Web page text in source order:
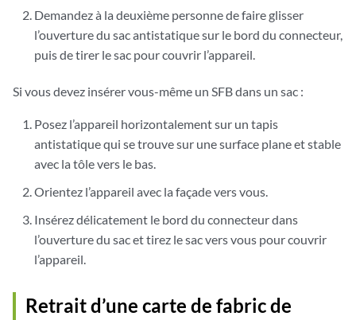
Demandez à la deuxième personne de faire glisser
l’ouverture du sac antistatique sur le bord du connecteur,
puis de tirer le sac pour couvrir l’appareil.
Si vous devez insérer vous-même un SFB dans un sac :
Posez l’appareil horizontalement sur un tapis
antistatique qui se trouve sur une surface plane et stable
avec la tôle vers le bas.
Orientez l’appareil avec la façade vers vous.
Insérez délicatement le bord du connecteur dans
l’ouverture du sac et tirez le sac vers vous pour couvrir
l’appareil.
Retrait d’une carte de fabric de